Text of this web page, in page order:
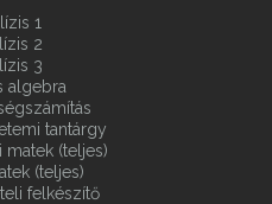
1
2
3
algebra
tantárgy
matek (teljes)
(teljes)
felkészítő